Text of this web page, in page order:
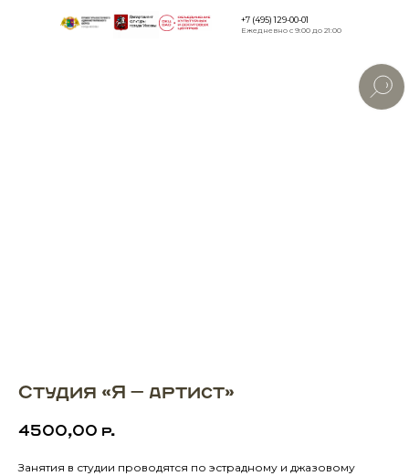
Версия
+7 (495) 129-00-01
Ежедневно с 9:00 до 21:00
Студия «Я — артист»
4500,00 р.
Занятия в студии проводятся по эстрадному и джазовому